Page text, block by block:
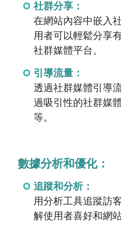
社群分享：
在網站內容中嵌入
用者可以輕鬆分享
社群媒體平台。
引導流量：
透過社群媒體引導
過吸引性的社群媒
等。
數據分析和優化：
追蹤和分析：
用分析工具追蹤訪
解使用者喜好和網站